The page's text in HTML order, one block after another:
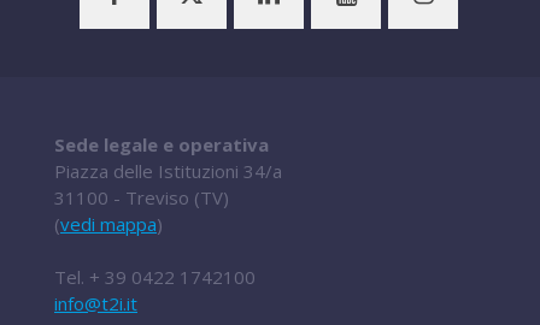
Sede legale e operativa
Piazza delle Istituzioni 34/a
31100 - Treviso (TV)
(vedi mappa)
Tel. + 39 0422 1742100
info@t2i.it